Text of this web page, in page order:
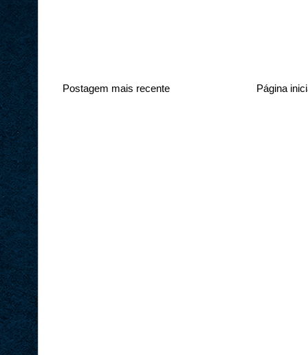
Postagem mais recente Página